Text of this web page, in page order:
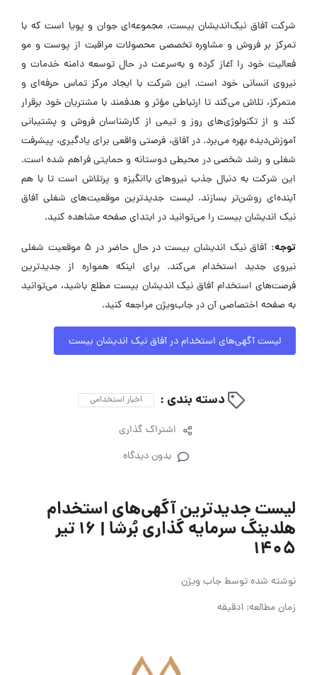
شرکت آفاق نیک‌اندیشان بیست، مجموعه‌ای جوان و پویا است که با
تمرکز بر فروش و مشاوره تخصصی محصولات مراقبت از پوست و مو
فعالیت خود را آغاز کرده و به‌سرعت در حال توسعه دامنه خدمات و
نیروی انسانی خود است. این شرکت با ایجاد مرکز تماس حرفه‌ای و
متمرکز، تلاش می‌کند تا ارتباطی مؤثر و هدفمند با مشتریان خود برقرار
کند و از تکنولوژی‌های روز و تیمی از کارشناسان فروش و پشتیبانی
آموزش‌دیده بهره می‌برد. در آفاق، فرصتی واقعی برای یادگیری، پیشرفت
شغلی و رشد شخصی در محیطی دوستانه و حمایتی فراهم شده است.
این شرکت به دنبال جذب نیروهای باانگیزه و پرتلاش است تا با هم
آینده‌ای روشن‌تر بسازند. لیست جدیدترین موقعیت‌های شغلی آفاق
نیک اندیشان بیست را می‌توانید در ابتدای صفحه مشاهده کنید.
توجه:
آفاق نیک اندیشان بیست در حال حاضر در ۵ موقعیت شغلی
نیروی جدید استخدام می‌کند. برای اینکه همواره از جدیدترین
فرصت‌های استخدام آفاق نیک اندیشان بیست مطلع باشید، می‌توانید
به صفحه اختصاصی آن در جاب‌ویژن مراجعه کنید.
لیست آگهی‌های استخدام در آفاق نیک اندیشان بیست
دسته بندی : اخبار استخدامی
اشتراک گذاری
بدون دیدگاه
لیست جدیدترین آگهی‌های استخدام
هلدینگ سرمایه گذاری بُرشا | ۱۶ تیر
۱۴۰۵
نوشته شده توسطجاب ویژن
زمان مطالعه: 1دقیقه